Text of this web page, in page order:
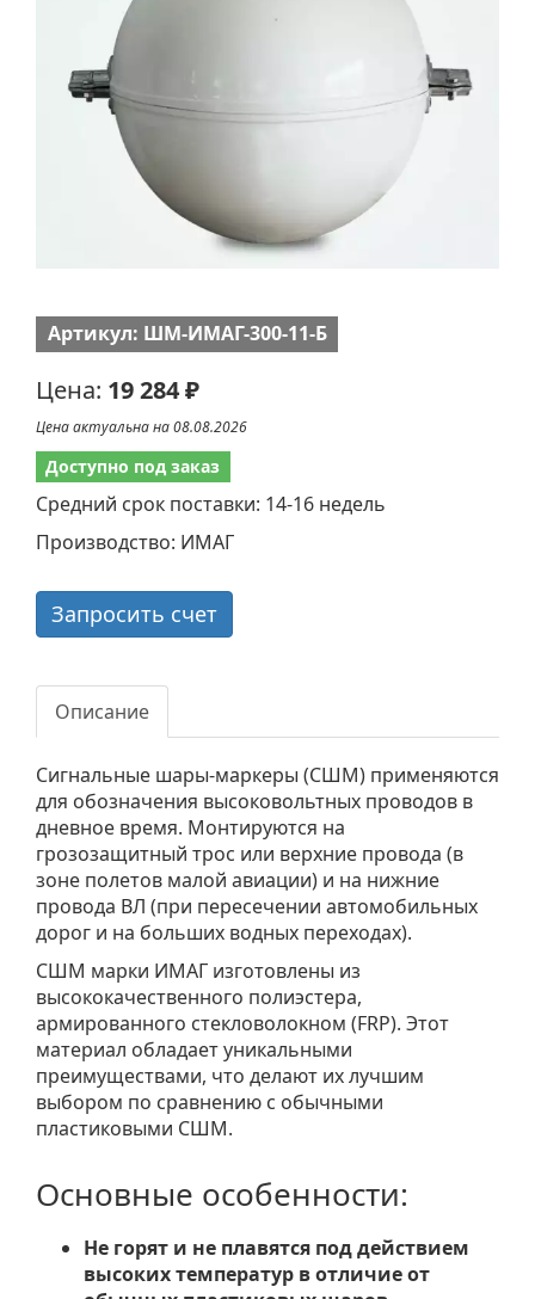
Артикул: ШМ-ИМАГ-300-11-Б
Цена: 19 284 ₽
Цена актуальна на 08.08.2026
Доступно под заказ
Средний срок поставки: 14-16 недель
Производство: ИМАГ
Запросить счет
Описание
Сигнальные шары-маркеры (СШМ) применяются
для обозначения высоковольтных проводов в
дневное время. Монтируются на
грозозащитный трос или верхние провода (в
зоне полетов малой авиации) и на нижние
провода ВЛ (при пересечении автомобильных
дорог и на больших водных переходах).
СШМ марки ИМАГ изготовлены из
высококачественного полиэстера,
армированного стекловолокном (FRP). Этот
материал обладает уникальными
преимуществами, что делают их лучшим
выбором по сравнению с обычными
пластиковыми СШМ.
Основные особенности:
Не горят и не плавятся под действием
высоких температур в отличие от